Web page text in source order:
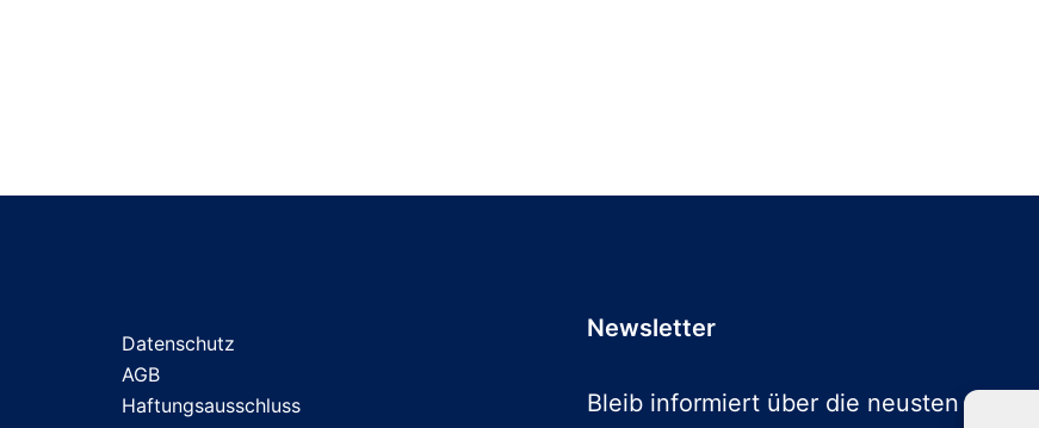
Datenschutz
AGB
Haftungsausschluss
Newsletter
Bleib informiert über die neusten